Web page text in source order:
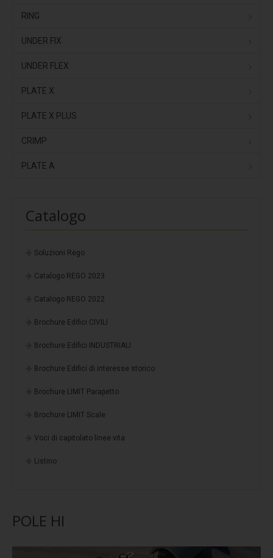
Stratigrafia 4
Stratigrafia 5
Stratigrafia 10
Fotovoltaico
EasyFix
Progettazione
Protezione multistrato
Potere insonorizzante
Resistenza alla corrosione
Comfort termico
RING
UNDER FIX
UNDER FLEX
PLATE X
PLATE X PLUS
CRIMP
PLATE A
Catalogo
Soluzioni Rego
Catalogo REGO 2023
Catalogo REGO 2022
Brochure Edifici CIVILI
Brochure Edifici INDUSTRIALI
Brochure Edifici di interesse storico
Brochure LIMIT Parapetto
Brochure LIMIT Scale
Voci di capitolato linee vita
Listino
POLE HI